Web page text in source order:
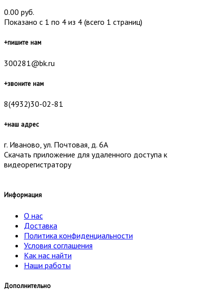
0.00 руб.
Показано с 1 по 4 из 4 (всего 1 страниц)
+пишите нам
300281@bk.ru
+звоните нам
8(4932)30-02-81
+наш адрес
г. Иваново, ул. Почтовая, д. 6А
Скачать приложение для удаленного доступа к
видеорегистратору
Информация
О нас
Доставка
Политика конфиденциальности
Условия соглашения
Как нас найти
Наши работы
Дополнительно